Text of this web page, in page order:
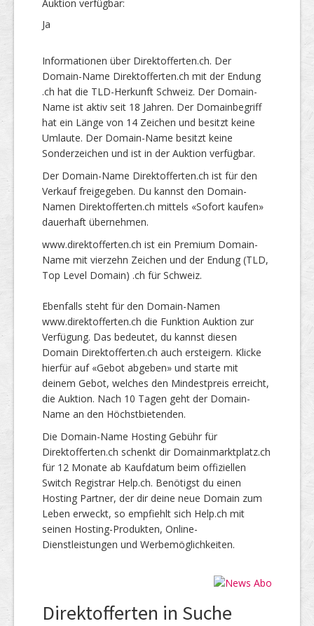
Auktion verfügbar:
Ja
Informationen über Direktofferten.ch. Der
Domain-Name Direktofferten.ch mit der Endung
.ch hat die TLD-Herkunft Schweiz. Der Domain-
Name ist aktiv seit 18 Jahren. Der Domainbegriff
hat ein Länge von 14 Zeichen und besitzt keine
Umlaute. Der Domain-Name besitzt keine
Sonderzeichen und ist in der Auktion verfügbar.
Der Domain-Name Direktofferten.ch ist für den
Verkauf freigegeben. Du kannst den Domain-
Namen Direktofferten.ch mittels «Sofort kaufen»
dauerhaft übernehmen.
www.direktofferten.ch ist ein Premium Domain-
Name mit vierzehn Zeichen und der Endung (TLD,
Top Level Domain) .ch für Schweiz.
Ebenfalls steht für den Domain-Namen
www.direktofferten.ch die Funktion Auktion zur
Verfügung. Das bedeutet, du kannst diesen
Domain Direktofferten.ch auch ersteigern. Klicke
hierfür auf «Gebot abgeben» und starte mit
deinem Gebot, welches den Mindestpreis erreicht,
die Auktion. Nach 10 Tagen geht der Domain-
Name an den Höchstbietenden.
Die Domain-Name Hosting Gebühr für
Direktofferten.ch schenkt dir Domainmarktplatz.ch
für 12 Monate ab Kaufdatum beim offiziellen
Switch Registrar Help.ch. Benötigst du einen
Hosting Partner, der dir deine neue Domain zum
Leben erweckt, so empfiehlt sich Help.ch mit
seinen Hosting-Produkten, Online-
Dienstleistungen und Werbemöglichkeiten.
Direktofferten in Suche